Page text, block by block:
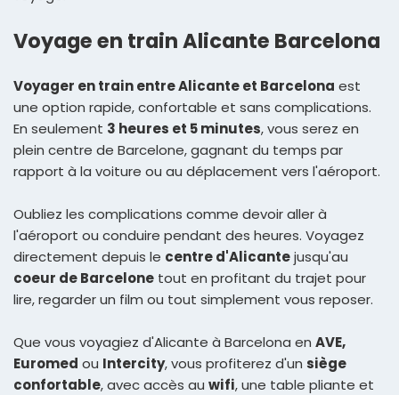
Voyage en train Alicante Barcelona
Voyager en train entre Alicante et Barcelona est
une option rapide, confortable et sans complications.
En seulement 3 heures et 5 minutes, vous serez en
plein centre de Barcelone, gagnant du temps par
rapport à la voiture ou au déplacement vers l'aéroport.
Oubliez les complications comme devoir aller à
l'aéroport ou conduire pendant des heures. Voyagez
directement depuis le centre d'Alicantejusqu'au
coeur de Barcelone tout en profitant du trajet pour
lire, regarder un film ou tout simplement vous reposer.
Que vous voyagiez d'Alicante à Barcelona en AVE,
Euromed ou Intercity, vous profiterez d'un siège
confortable, avec accès au wifi, une table pliante et